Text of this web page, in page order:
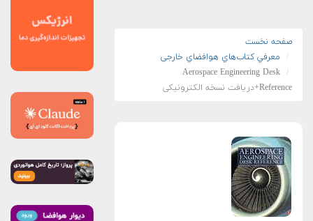
صفحه نخست
معرفي کتاب‌هاي هوافضاي خارجی
Aerospace Engineering Desk
Reference+دریافت نسخه‌ الکترونیکی